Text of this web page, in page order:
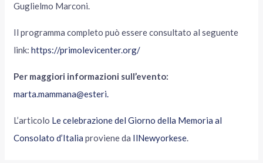
Guglielmo Marconi.
Il programma completo può essere consultato al seguente
link:https://primolevicenter.org/
Per maggiori informazioni sull’evento:
marta.mammana@esteri.
L’articolo Le celebrazione del Giorno della Memoria al
Consolato d’Italia proviene da IlNewyorkese.